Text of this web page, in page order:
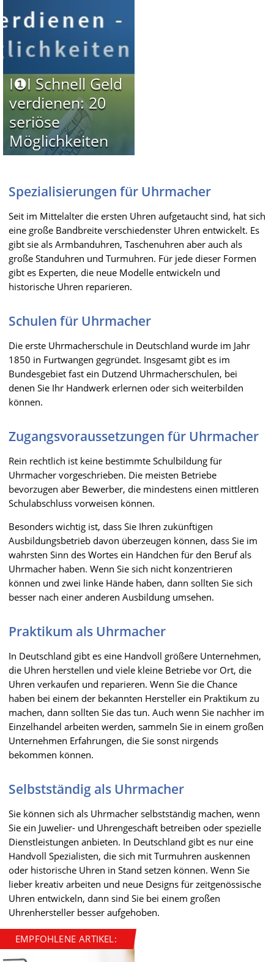
I❶I Schnell Geld
verdienen: 20
seriöse
Möglichkeiten
Spezialisierungen für Uhrmacher
Seit im Mittelalter die ersten Uhren aufgetaucht sind, hat sich
eine große Bandbreite verschiedenster Uhren entwickelt. Es
gibt sie als Armbanduhren, Taschenuhren aber auch als
große Standuhren und Turmuhren. Für jede dieser Formen
gibt es Experten, die neue Modelle entwickeln und
historische Uhren reparieren.
Schulen für Uhrmacher
Die erste Uhrmacherschule in Deutschland wurde im Jahr
1850 in Furtwangen gegründet. Insgesamt gibt es im
Bundesgebiet fast ein Dutzend Uhrmacherschulen, bei
denen Sie Ihr Handwerk erlernen oder sich weiterbilden
können.
Zugangsvoraussetzungen für Uhrmacher
Rein rechtlich ist keine bestimmte Schulbildung für
Uhrmacher vorgeschrieben. Die meisten Betriebe
bevorzugen aber Bewerber, die mindestens einen mittleren
Schulabschluss vorweisen können.
Besonders wichtig ist, dass Sie Ihren zukünftigen
Ausbildungsbetrieb davon überzeugen können, dass Sie im
wahrsten Sinn des Wortes ein Händchen für den Beruf als
Uhrmacher haben. Wenn Sie sich nicht konzentrieren
können und zwei linke Hände haben, dann sollten Sie sich
besser nach einer anderen Ausbildung umsehen.
Praktikum als Uhrmacher
In Deutschland gibt es eine Handvoll größere Unternehmen,
die Uhren herstellen und viele kleine Betriebe vor Ort, die
Uhren verkaufen und reparieren. Wenn Sie die Chance
haben bei einem der bekannten Hersteller ein Praktikum zu
machen, dann sollten Sie das tun. Auch wenn Sie nachher im
Einzelhandel arbeiten werden, sammeln Sie in einem großen
Unternehmen Erfahrungen, die Sie sonst nirgends
bekommen können.
Selbstständig als Uhrmacher
Sie können sich als Uhrmacher selbstständig machen, wenn
Sie ein Juwelier- und Uhrengeschäft betreiben oder spezielle
Dienstleistungen anbieten. In Deutschland gibt es nur eine
Handvoll Spezialisten, die sich mit Turmuhren auskennen
oder historische Uhren in Stand setzen können. Wenn Sie
lieber kreativ arbeiten und neue Designs für zeitgenössische
Uhren entwickeln, dann sind Sie bei einem großen
Uhrenhersteller besser aufgehoben.
EMPFOHLENE ARTIKEL: